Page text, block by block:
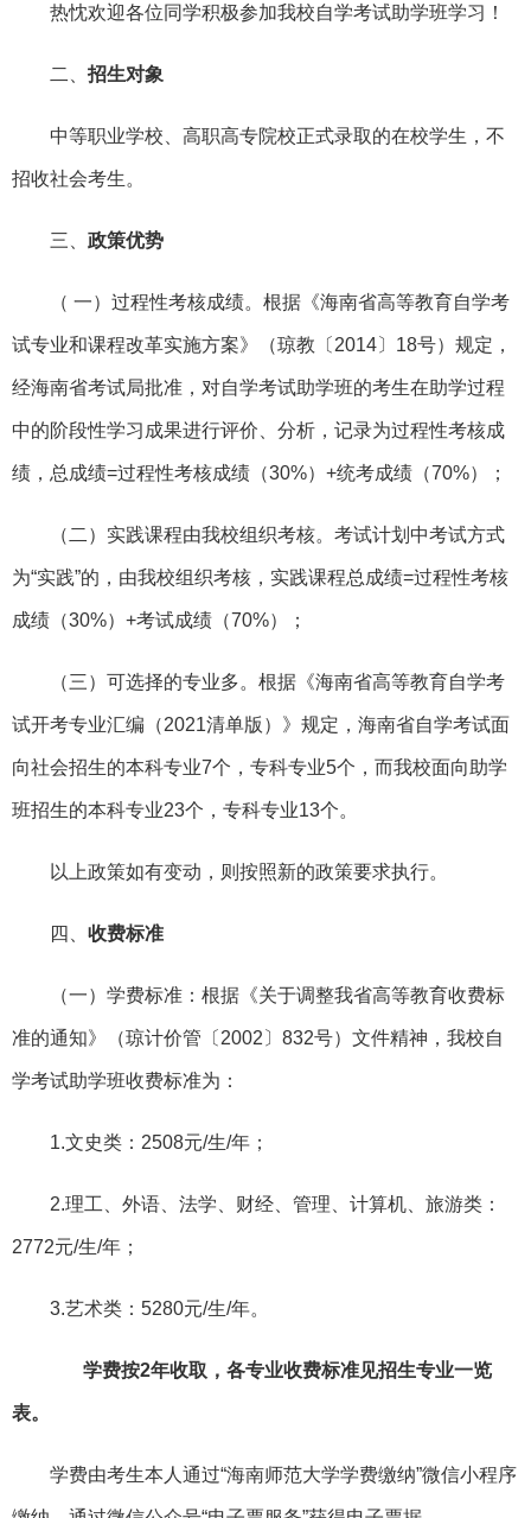
热忱欢迎各位同学积极参加我校自学考试助学班学习！
二、 招生对象
中等职业学校、高职高专院校正式录取的在校学生，不
招收社会考生。
三、 政策优势
（ 一）过程性考核成绩。根据《海南省高等教育自学考
试专业和课程改革实施方案》（琼教〔2014〕18号）规定，
经海南省考试局批准，对自学考试助学班的考生在助学过程
中的阶段性学习成果进行评价、分析，记录为过程性考核成
绩，总成绩=过程性考核成绩（30%）+统考成绩（70%）；
（二）实践课程由我校组织考核。考试计划中考试方式
为“实践”的，由我校组织考核，实践课程总成绩=过程性考核
成绩（30%）+考试成绩（70%）；
（三）可选择的专业多。根据《海南省高等教育自学考
试开考专业汇编（2021清单版）》规定，海南省自学考试面
向社会招生的本科专业7个，专科专业5个，而我校面向助学
班招生的本科专业23个，专科专业13个。
以上政策如有变动，则按照新的政策要求执行。
四、 收费标准
（一）学费标准：根据《关于调整我省高等教育收费标
准的通知》（琼计价管〔2002〕832号）文件精神，我校自
学考试助学班收费标准为：
1.文史类：2508元/生/年；
2.理工、外语、法学、财经、管理、计算机、旅游类：
2772元/生/年；
3.艺术类：5280元/生/年。
学费按2年收取， 各专业收费标准见招生专业一览
表。
学费由考生本人通过“海南师范大学学费缴纳”微信小程序